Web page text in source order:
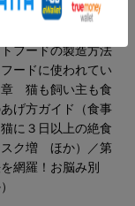
る
？
ある ほか
変化を抑える ほ
フードの製造方法
ードに使われてい
猫も飼い主も食
げ方ガイド（食事
に３日以上の絶食
スク増 ほか）／第
網羅！お脳み別